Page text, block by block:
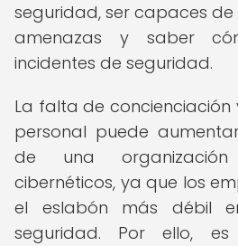
seguridad, ser capaces
amenazas y saber
incidentes de seguridad.
La falta de
personal puede
de una
cibernéticos, ya que los
el eslabón más débil
seguridad. Por ello,